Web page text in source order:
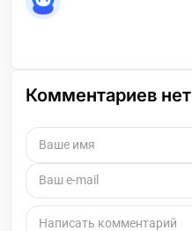
Комментариев нет